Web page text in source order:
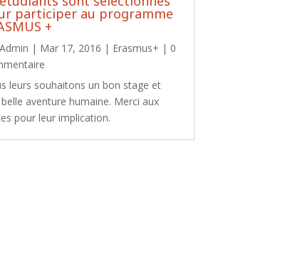
participer au programme
+
Admin | Mar 17, 2016 | Erasmus+ | 0
leurs souhaitons un bon stage et
aventure humaine. Merci aux
pour leur implication.